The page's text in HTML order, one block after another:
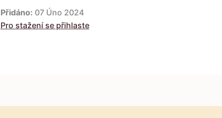
Přidáno: 07 Úno 2024
Pro stažení se přihlaste